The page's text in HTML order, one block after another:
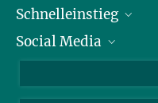
Schnelleinstieg
Alumni
Social Media